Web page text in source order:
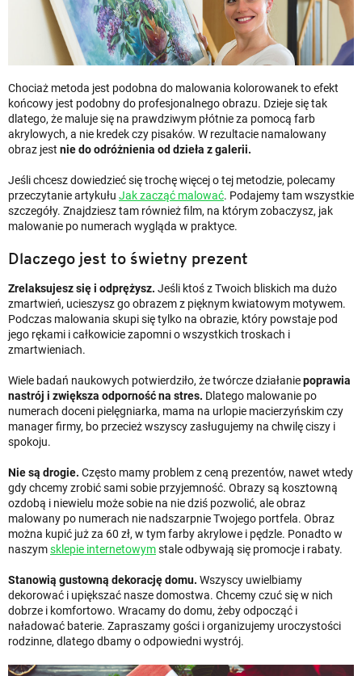
Chociaż metoda jest podobna do malowania kolorowanek to efekt
końcowy jest podobny do profesjonalnego obrazu. Dzieje się tak
dlatego, że maluje się na prawdziwym płótnie za pomocą farb
akrylowych, a nie kredek czy pisaków. W rezultacie namalowany
obraz jest nie do odróżnienia od dzieła z galerii.
Jeśli chcesz dowiedzieć się trochę więcej o tej metodzie, polecamy
przeczytanie artykułu Jak zacząć malować. Podajemy tam wszystkie
szczegóły. Znajdziesz tam również film, na którym zobaczysz, jak
malowanie po numerach wygląda w praktyce.
Dlaczego jest to świetny prezent
Zrelaksujesz się i odprężysz. Jeśli ktoś z Twoich bliskich ma dużo
zmartwień, ucieszysz go obrazem z pięknym kwiatowym motywem.
Podczas malowania skupi się tylko na obrazie, który powstaje pod
jego rękami i całkowicie zapomni o wszystkich troskach i
zmartwieniach.
Wiele badań naukowych potwierdziło, że twórcze działaniepoprawia
nastrój i zwiększa odporność na stres. Dlatego malowanie po
numerach doceni pielęgniarka, mama na urlopie macierzyńskim czy
manager firmy, bo przecież wszyscy zasługujemy na chwilę ciszy i
spokoju.
Nie są drogie. Często mamy problem z ceną prezentów, nawet wtedy
gdy chcemy zrobić sami sobie przyjemność. Obrazy są kosztowną
ozdobą i niewielu może sobie na nie dziś pozwolić, ale obraz
malowany po numerach nie nadszarpnie Twojego portfela. Obraz
można kupić już za 60 zł, w tym farby akrylowe i pędzle. Ponadto w
naszymsklepie internetowymstale odbywają się promocje i rabaty.
Stanowią gustowną dekorację domu. Wszyscy uwielbiamy
dekorować i upiększać nasze domostwa. Chcemy czuć się w nich
dobrze i komfortowo. Wracamy do domu, żeby odpocząć i
naładować baterie. Zapraszamy gości i organizujemy uroczystości
rodzinne, dlatego dbamy o odpowiedni wystrój.